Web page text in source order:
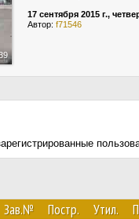
17 сентября 2015 г.,
Автор: f71546
Зав.№ Постр. Утил.